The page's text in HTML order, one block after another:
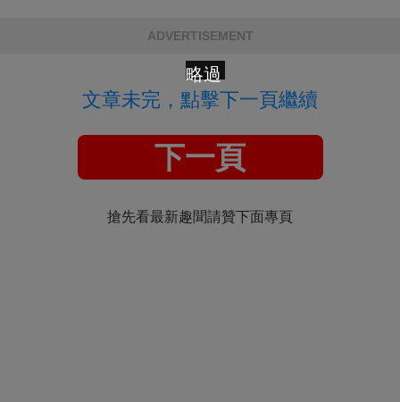
ADVERTISEMENT
文章未完，點擊下一頁繼續
下一頁
搶先看最新趣聞請贊下面專頁
略過